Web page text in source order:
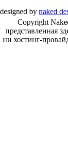
designed by naked
Copyright
представленная
ни хостинг-